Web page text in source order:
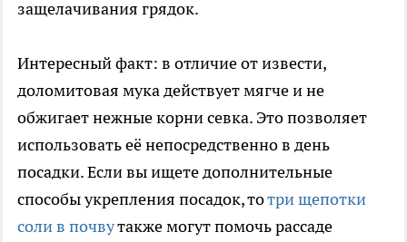
защелачивания грядок.
Интересный факт: в отличие от извести,
доломитовая мука действует мягче и не
обжигает нежные корни севка. Это позволяет
использовать её непосредственно в день
посадки. Если вы ищете дополнительные
способы укрепления посадок, тотри щепотки
соли в почвутакже могут помочь рассаде